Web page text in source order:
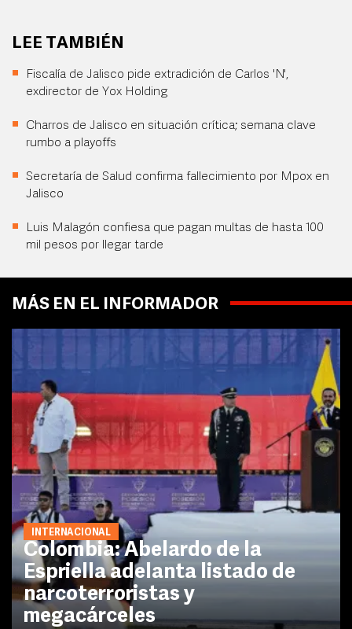
LEE TAMBIÉN
Fiscalía de Jalisco pide extradición de Carlos 'N',
exdirector de Yox Holding
Charros de Jalisco en situación crítica; semana clave
rumbo a playoffs
Secretaría de Salud confirma fallecimiento por Mpox en
Jalisco
Luis Malagón confiesa que pagan multas de hasta 100
mil pesos por llegar tarde
MÁS EN EL INFORMADOR
INTERNACIONAL
Colombia: Abelardo de la
Espriella adelanta listado de
narcoterroristas y
megacárceles